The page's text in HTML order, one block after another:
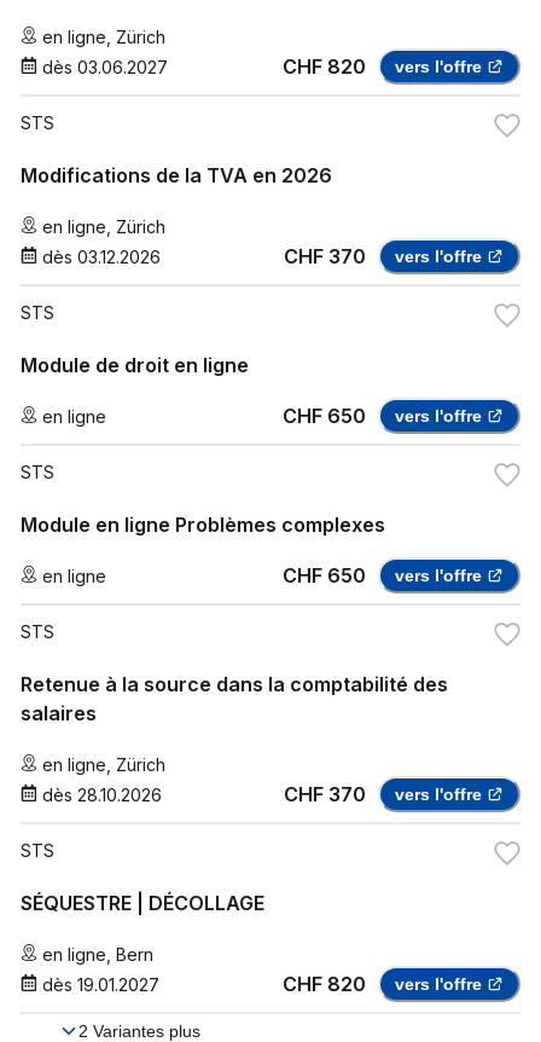
en ligne Zürich
dès 03.06.2027 CHF 820 vers l'offre
STS
Modifications de la TVA en 2026
en ligne Zürich
dès 03.12.2026 CHF 370 vers l'offre
STS
Module de droit en ligne
en ligne CHF 650 vers l'offre
STS
Module en ligne Problèmes complexes
en ligne CHF 650 vers l'offre
STS
Retenue à la source dans la comptabilité des
salaires
en ligne Zürich
dès 28.10.2026 CHF 370 vers l'offre
STS
SÉQUESTRE | DÉCOLLAGE
en ligne Bern
dès 19.01.2027 CHF 820 vers l'offre
2 Variantes plus